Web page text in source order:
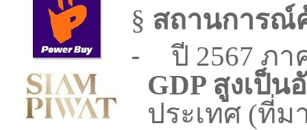
§ สถานการณ์
-
ปี 2567 ภา
GDP สูงเป็น
ประเทศ (ที่ม